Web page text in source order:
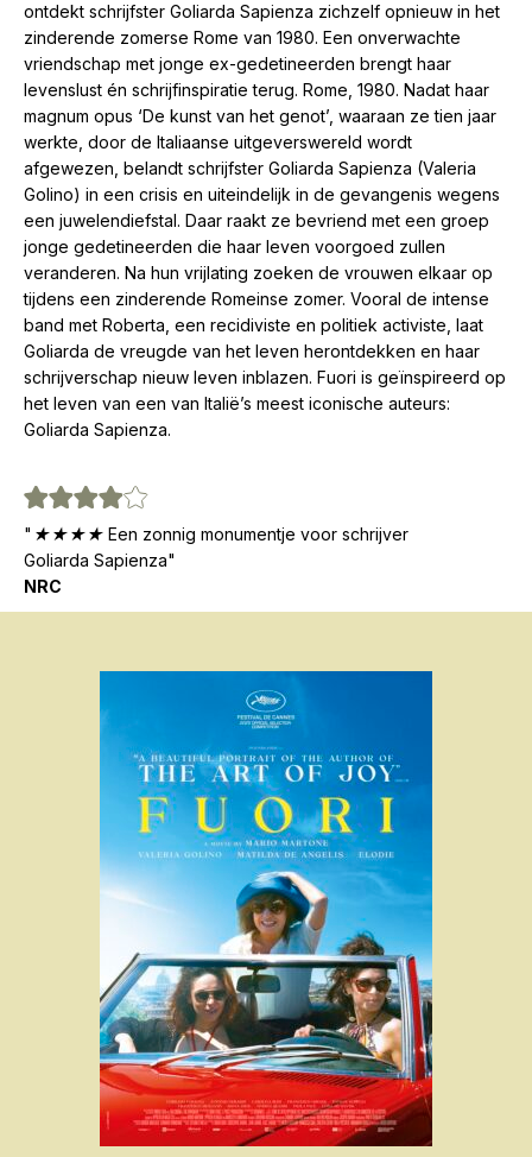
ontdekt schrijfster Goliarda Sapienza zichzelf opnieuw in het
zinderende zomerse Rome van 1980. Een onverwachte
vriendschap met jonge ex-gedetineerden brengt haar
levenslust én schrijfinspiratie terug. Rome, 1980. Nadat haar
magnum opus ‘De kunst van het genot’, waaraan ze tien jaar
werkte, door de Italiaanse uitgeverswereld wordt
afgewezen, belandt schrijfster Goliarda Sapienza (Valeria
Golino) in een crisis en uiteindelijk in de gevangenis wegens
een juwelendiefstal. Daar raakt ze bevriend met een groep
jonge gedetineerden die haar leven voorgoed zullen
veranderen. Na hun vrijlating zoeken de vrouwen elkaar op
tijdens een zinderende Romeinse zomer. Vooral de intense
band met Roberta, een recidiviste en politiek activiste, laat
Goliarda de vreugde van het leven herontdekken en haar
schrijverschap nieuw leven inblazen. Fuori is geïnspireerd op
het leven van een van Italië’s meest iconische auteurs:
Goliarda Sapienza.
"★★★★ Een zonnig monumentje voor schrijver
Goliarda Sapienza"
NRC